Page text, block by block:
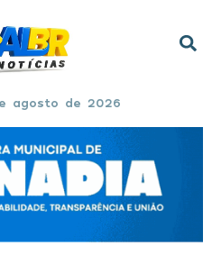
agosto de 2026